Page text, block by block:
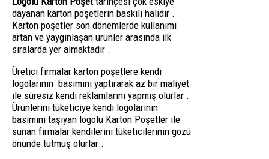
dayanan karton poşetlerin baskılı halidir .
Karton poşetler son dönemlerde kullanımı
artan ve yaygınlaşan ürünler arasında ilk
sıralarda yer almaktadır .
Üretici firmalar karton poşetlere kendi
logolarının basımını yaptırarak az bir maliyet
ile süresiz kendi reklamlarını yapmış olurlar .
Ürünlerini tüketiciye kendi logolarının
basımını taşıyan logolu Karton Poşetler ile
sunan firmalar kendilerini tüketicilerinin gözü
önünde tutmuş olurlar .